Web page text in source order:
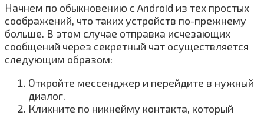
Начнем по обыкновению с Android из тех простых
соображений, что таких устройств по-прежнему
больше. В этом случае отправка исчезающих
сообщений через секретный чат осуществляется
следующим образом:
Откройте мессенджер и перейдите в нужный
диалог.
Кликните по никнейму контакта, который